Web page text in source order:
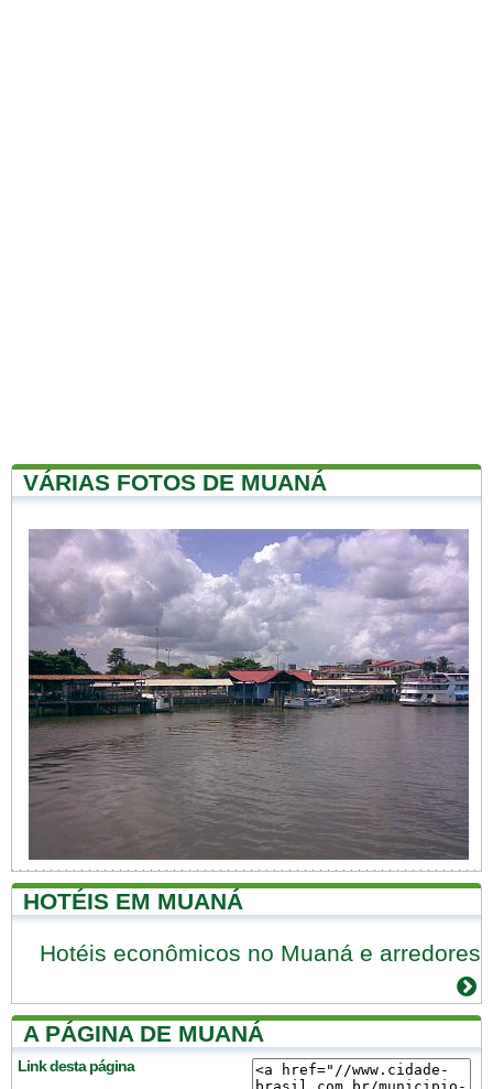
VÁRIAS FOTOS DE MUANÁ
HOTÉIS EM MUANÁ
Hotéis econômicos no Muaná e arredores
A PÁGINA DE MUANÁ
Link desta página